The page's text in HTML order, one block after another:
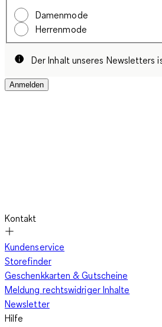
Damenmode
Herrenmode
Der Inhalt unseres Newsletters
Anmelden
Kontakt
Kundenservice
Storefinder
Geschenkkarten & Gutscheine
Meldung rechtswidriger Inhalte
Newsletter
Hilfe